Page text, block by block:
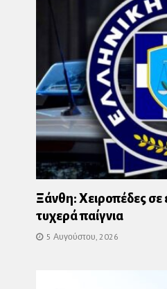
Ξάνθη: Χειροπέδες σε
τυχερά παίγνια
5 Αυγούστου, 2026